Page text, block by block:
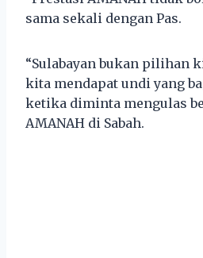
sama sekali dengan Pas.
“Sulabayan bukan pilihan
kita mendapat undi yang
ketika diminta mengulas
AMANAH di Sabah.